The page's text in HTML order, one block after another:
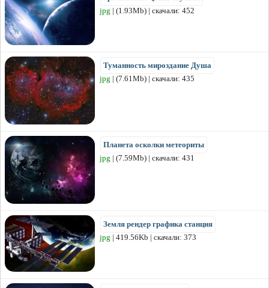
jpg | (1.93Mb) | скачали: 452
Туманность мироздание Душа
jpg | (7.61Mb) | скачали: 435
Планета осколки метеориты
jpg | (7.59Mb) | скачали: 431
Земля рендер графика станция
jpg | 419.56Kb | скачали: 373